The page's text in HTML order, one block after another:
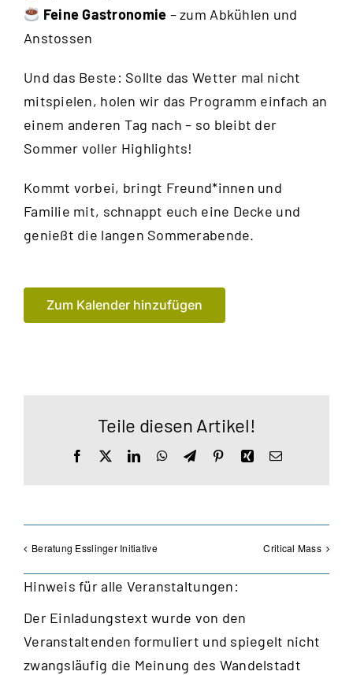
Feine Gastronomie – zum Abkühlen und
Anstossen
Und das Beste: Sollte das Wetter mal nicht
mitspielen, holen wir das Programm einfach an
einem anderen Tag nach – so bleibt der
Sommer voller Highlights!
Kommt vorbei, bringt Freund*innen und
Familie mit, schnappt euch eine Decke und
genießt die langen Sommerabende.
Zum Kalender hinzufügen
Teile diesen Artikel!
Facebook LinkedInWhatsApp
TelegramPinterestXingE-
Beratung Esslinger Initiative Critical Mass
Hinweis für alle Veranstaltungen:
Der Einladungstext wurde von den
Veranstaltenden formuliert und spiegelt nicht
zwangsläufig die Meinung des Wandelstadt